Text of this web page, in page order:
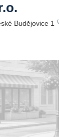
Budějovice 1